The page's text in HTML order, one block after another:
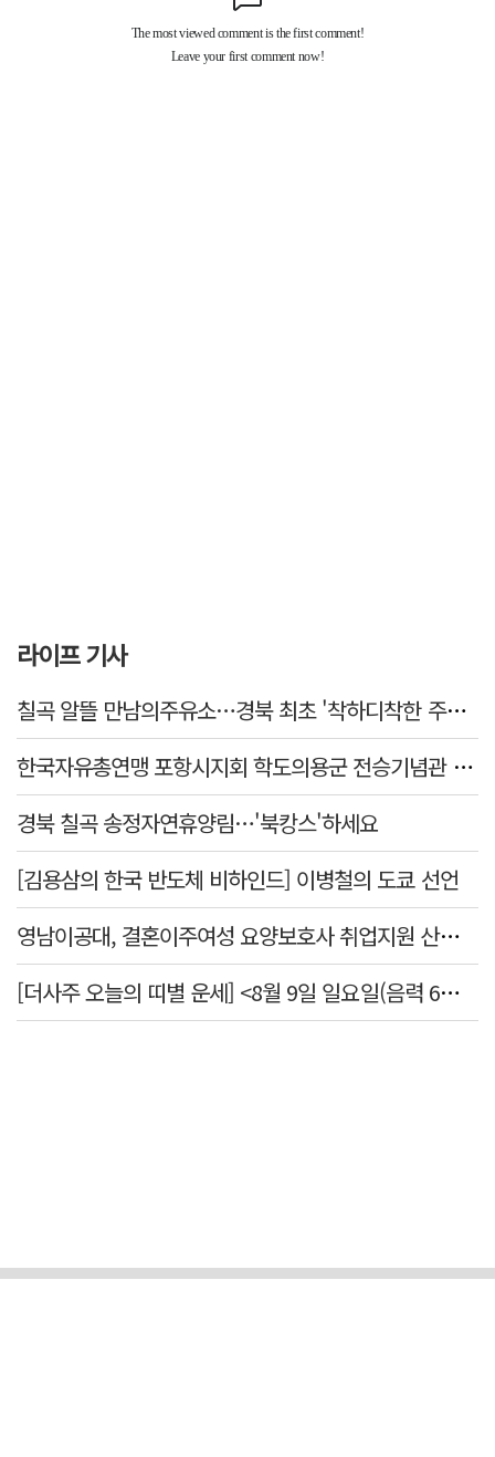
라이프 기사
칠곡 알뜰 만남의주유소…경북 최초 '착하디착한 주유소' 선정
한국자유총연맹 포항시지회 학도의용군 전승기념관 방문
경북 칠곡 송정자연휴양림…'북캉스'하세요
[김용삼의 한국 반도체 비하인드] 이병철의 도쿄 선언
영남이공대, 결혼이주여성 요양보호사 취업지원 산학협력 포럼
[더사주 오늘의 띠별 운세] <8월 9일 일요일(음력 6월27일)>